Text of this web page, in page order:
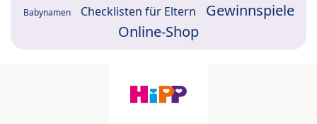
Babynamen Checklisten für Eltern
Gewinnspiele
Online-Shop